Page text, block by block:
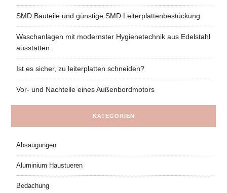
SMD Bauteile und günstige SMD Leiterplattenbestückung
Waschanlagen mit modernster Hygienetechnik aus Edelstahl
ausstatten
Ist es sicher, zu leiterplatten schneiden?
Vor- und Nachteile eines Außenbordmotors
KATEGORIEN
Absaugungen
Aluminium Haustueren
Bedachung